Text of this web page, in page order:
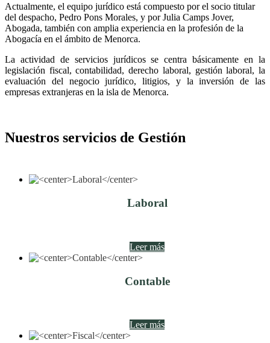
Actualmente, el equipo jurídico está compuesto por el socio titular
del despacho, Pedro Pons Morales, y por Julia Camps Jover,
Abogada, también con amplia experiencia en la profesión de la
Abogacía en el ámbito de Menorca.
La actividad de servicios jurídicos se centra básicamente en la
legislación fiscal, contabilidad, derecho laboral, gestión laboral, la
evaluación del negocio jurídico, litigios, y la inversión de las
empresas extranjeras en la isla de Menorca.
Nuestros servicios de Gestión
Laboral
Leer más
Contable
Leer más